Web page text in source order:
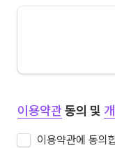
이용약관 동의 및
이용약관에 동의